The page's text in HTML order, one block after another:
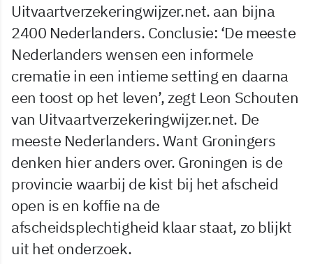
Uitvaartverzekeringwijzer.net. aan bijna
2400 Nederlanders. Conclusie: ‘De meeste
Nederlanders wensen een informele
crematie in een intieme setting en daarna
een toost op het leven’, zegt Leon Schouten
van Uitvaartverzekeringwijzer.net. De
meeste Nederlanders. Want Groningers
denken hier anders over. Groningen is de
provincie waarbij de kist bij het afscheid
open is en koffie na de
afscheidsplechtigheid klaar staat, zo blijkt
uit het onderzoek.